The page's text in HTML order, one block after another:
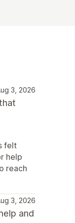
3, 2026
felt
help
reach
3, 2026
and